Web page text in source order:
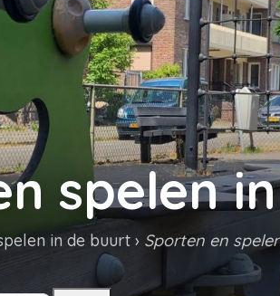
spelen
in de buurt Sporten en